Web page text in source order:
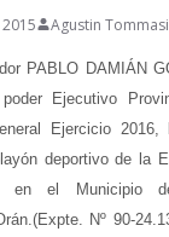
Agustin Tommasi
PABLO DAMIÁN
Ejecutivo
Ejercicio
deportivo de la
en el Municipio
Nº 90-